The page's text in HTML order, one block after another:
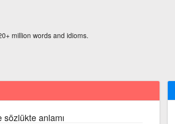
million words and idioms.
anlamı